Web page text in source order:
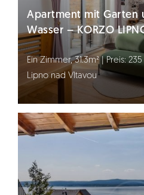
Apartment mit Garten
Wasser – KORZO
Ein Zimmer, 31.3m² | Preis: 235
Lipno nad Vltavou